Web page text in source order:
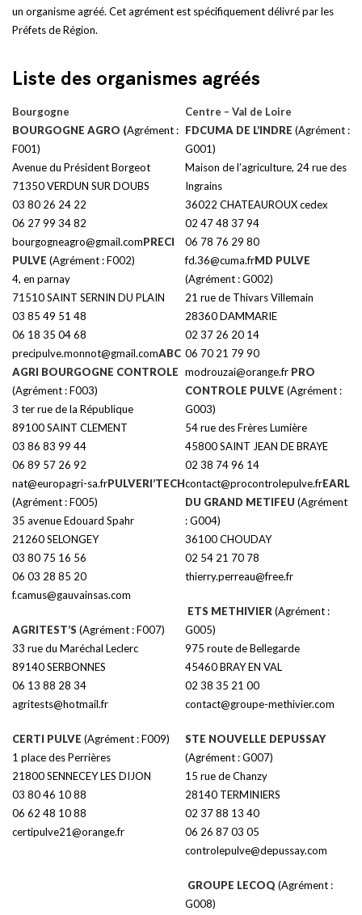
un organisme agréé. Cet agrément est spécifiquement délivré par les
Préfets de Région.
Liste des organismes agréés
Bourgogne
Centre – Val de Loire
BOURGOGNE AGRO (Agrément :
F001)
Avenue du Président Borgeot
71350 VERDUN SUR DOUBS
03 80 26 24 22
06 27 99 34 82
bourgogneagro@gmail.comPRECI
PULVE (Agrément : F002)
4, en parnay
71510 SAINT SERNIN DU PLAIN
03 85 49 51 48
06 18 35 04 68
precipulve.monnot@gmail.comABC
AGRI BOURGOGNE CONTROLE
(Agrément : F003)
3 ter rue de la République
89100 SAINT CLEMENT
03 86 83 99 44
06 89 57 26 92
nat@europagri-sa.frPULVERI’TECH
(Agrément : F005)
35 avenue Edouard Spahr
21260 SELONGEY
03 80 75 16 56
06 03 28 85 20
f.camus@gauvainsas.com
AGRITEST’S (Agrément : F007)
33 rue du Maréchal Leclerc
89140 SERBONNES
06 13 88 28 34
agritests@hotmail.fr
CERTI PULVE (Agrément : F009)
1 place des Perrières
21800 SENNECEY LES DIJON
03 80 46 10 88
06 62 48 10 88
certipulve21@orange.fr
FDCUMA DE L’INDRE (Agrément :
G001)
Maison de l’agriculture, 24 rue des
Ingrains
36022 CHATEAUROUX cedex
02 47 48 37 94
06 78 76 29 80
fd.36@cuma.frMD PULVE
(Agrément : G002)
21 rue de Thivars Villemain
28360 DAMMARIE
02 37 26 20 14
06 70 21 79 90
modrouzai@orange.fr PRO
CONTROLE PULVE (Agrément :
G003)
54 rue des Frères Lumière
45800 SAINT JEAN DE BRAYE
02 38 74 96 14
contact@procontrolepulve.frEARL
DU GRAND METIFEU (Agrément
: G004)
36100 CHOUDAY
02 54 21 70 78
thierry.perreau@free.fr
ETS METHIVIER (Agrément :
G005)
975 route de Bellegarde
45460 BRAY EN VAL
02 38 35 21 00
contact@groupe-methivier.com
STE NOUVELLE DEPUSSAY
(Agrément : G007)
15 rue de Chanzy
28140 TERMINIERS
02 37 88 13 40
06 26 87 03 05
controlepulve@depussay.com
GROUPE LECOQ (Agrément :
G008)